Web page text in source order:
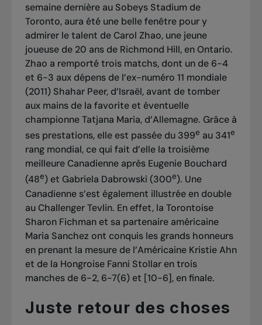
semaine dernière au Sobeys Stadium de
Toronto, aura été une belle fenêtre pour y
admirer le talent de Carol Zhao, une jeune
joueuse de 20 ans de Richmond Hill, en Ontario.
Zhao a remporté trois matchs, dont un de 6-4
et 6-3 aux dépens de l’ex-numéro 11 mondiale
(2011) Shahar Peer, d’Israël, avant de tomber
aux mains de la favorite et éventuelle
championne Tatjana Maria, d’Allemagne. Grâce à
ses prestations, elle est passée du 399e au 341e
rang mondial, ce qui fait d’elle la troisième
meilleure Canadienne après Eugenie Bouchard
(48e) et Gabriela Dabrowski (300e). Une
Canadienne s’est également illustrée en double
au Challenger Tevlin. En effet, la Torontoise
Sharon Fichman et sa partenaire américaine
Maria Sanchez ont conquis les grands honneurs
en prenant la mesure de l’Américaine Kristie Ahn
et de la Hongroise Fanni Stollar en trois
manches de 6-2, 6-7(6) et [10-6], en finale.
Juste retour des choses